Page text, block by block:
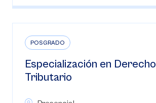
POSGRADO
Especialización en Derecho
Tributario